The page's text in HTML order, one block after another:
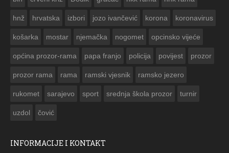
hnž hrvatska izbori jozo ivančević korona koronavirus
košarka mostar njemačka nogomet opcinsko vijeće
općina prozor-rama papa franjo policija povijest prozor
prozor rama rama ramski vjesnik ramsko jezero
rukomet sarajevo sport srednja škola prozor turnir
uzdol čović
INFORMACIJE I KONTAKT